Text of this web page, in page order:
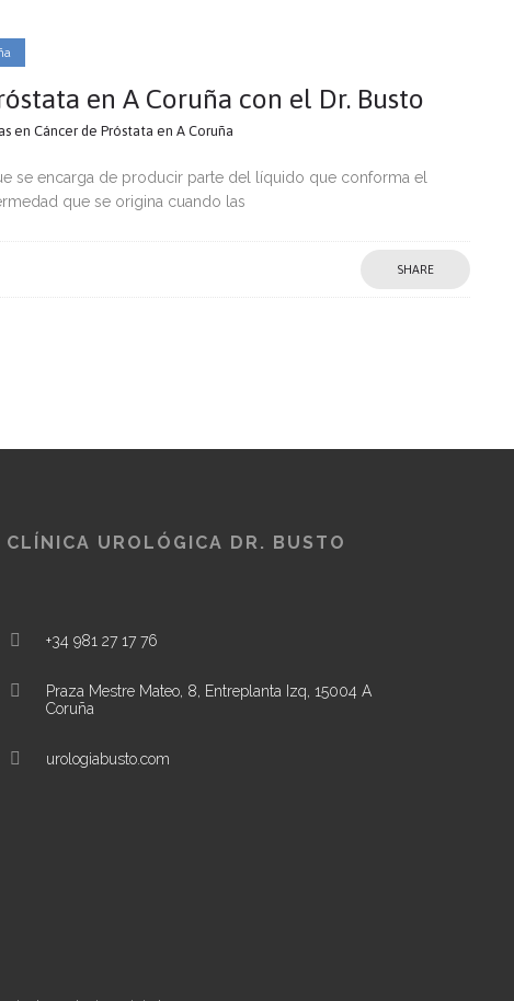
en A Coruña con el Dr. Busto
en Cáncer de Próstata en A Coruña
se encarga de producir parte del líquido que conforma el
que se origina cuando las
SHARE
CLÍNICA UROLÓGICA DR. BUSTO
+34 981 27 17 76
Praza Mestre Mateo, 8, Entreplanta Izq, 15004 A
Coruña
urologiabusto.com